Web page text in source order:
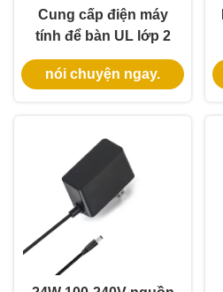
Cung cấp điện máy
tính để bàn UL lớp 2
12V 5A với bảo hành
3 năm và tuân thủ
nói chuyện ngay.